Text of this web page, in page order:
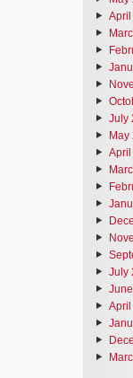
April
July
May
April
July
April